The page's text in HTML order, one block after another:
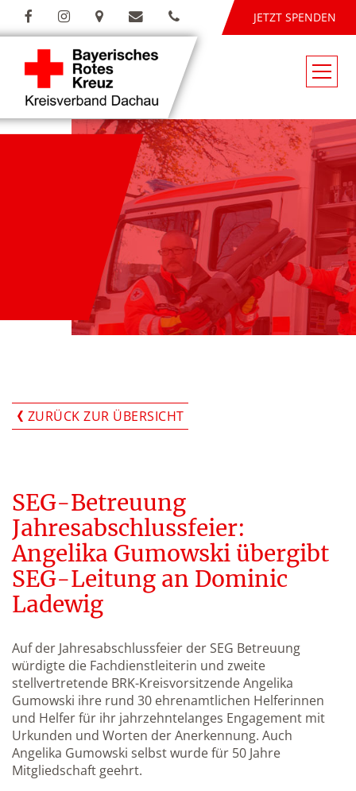
JETZT SPENDEN
ZURÜCK ZUR ÜBERSICHT
SEG-Betreuung
Jahresabschlussfeier:
Angelika Gumowski übergibt
SEG-Leitung an Dominic
Ladewig
Auf der Jahresabschlussfeier der SEG Betreuung
würdigte die Fachdienstleiterin und zweite
stellvertretende BRK-Kreisvorsitzende Angelika
Gumowski ihre rund 30 ehrenamtlichen Helferinnen
und Helfer für ihr jahrzehntelanges Engagement mit
Urkunden und Worten der Anerkennung. Auch
Angelika Gumowski selbst wurde für 50 Jahre
Mitgliedschaft geehrt.